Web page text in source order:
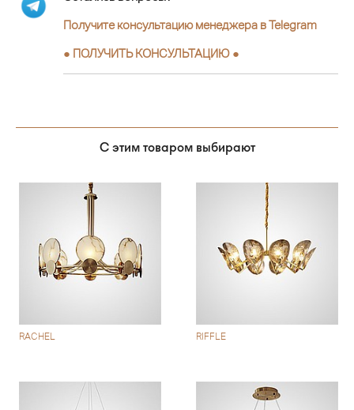
Получите консультацию менеджера в Telegram
● ПОЛУЧИТЬ КОНСУЛЬТАЦИЮ ●
С этим товаром выбирают
RACHEL RIFFLE